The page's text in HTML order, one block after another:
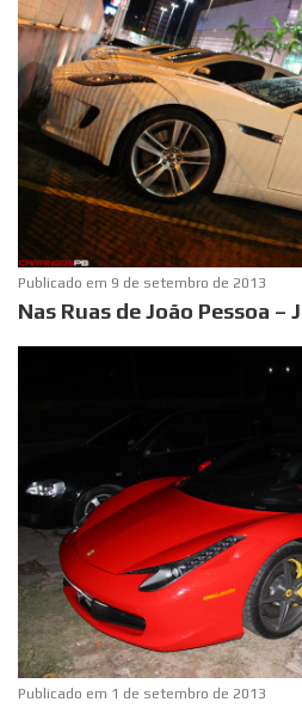
Publicado em 9 de setembro de 2013
Nas Ruas de João Pessoa –
Publicado em 1 de setembro de 2013